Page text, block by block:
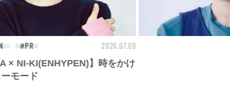
夏のパーマ、さらにあか抜け。N.（エヌ
ドット）のスタイリングアイテムで作る